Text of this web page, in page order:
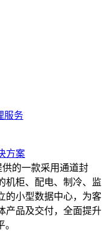
服务
方案
的一款采用通道封
机柜、配电、制冷、监
的小型数据中心，为客
产品及交付，全面提升